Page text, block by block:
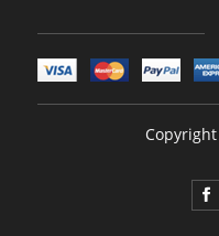
Copyright